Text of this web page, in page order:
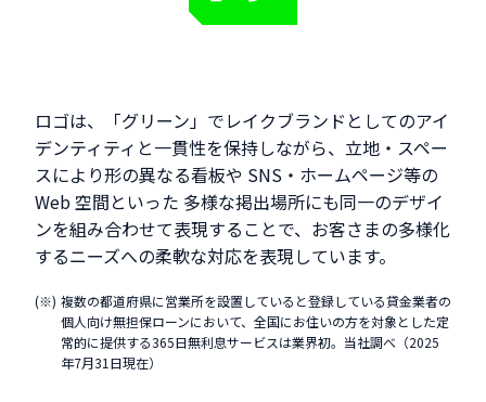
ロゴは、「グリーン」でレイクブランドとしてのアイ
デンティティと一貫性を保持しながら、立地・スペー
スにより形の異なる看板や SNS・ホームページ等の
Web 空間といった 多様な掲出場所にも同一のデザイ
ンを組み合わせて表現することで、お客さまの多様化
するニーズへの柔軟な対応を表現しています。
複数の都道府県に営業所を設置していると登録している貸金業者の
個人向け無担保ローンにおいて、全国にお住いの方を対象とした定
常的に提供する365日無利息サービスは業界初。当社調べ（2025
年7月31日現在）